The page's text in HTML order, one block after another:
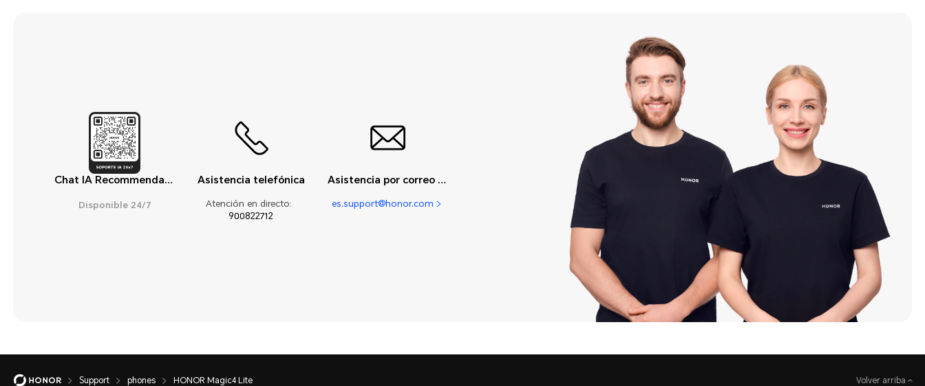
Aplicaciones y
notificaciones
Cámara y sensor
Chat IA Recommendation
Disponible 24/7
Asistencia telefónica
Atención en directo:
900822712
Asistencia por correo electrónico
es.support@honor.com
Support phones HONOR Magic4 Lite Volver arriba